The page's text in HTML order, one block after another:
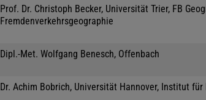
Prof. Dr. Christoph Becker, Universität Trier, FB
Fremdenverkehrsgeographie
Dipl.-Met. Wolfgang Benesch, Offenbach
Dr. Achim Bobrich, Universität Hannover, Institut